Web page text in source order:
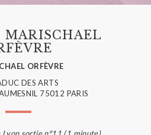
MARISCHAEL
ORFÈVRE
DES ARTS
75012 PARIS